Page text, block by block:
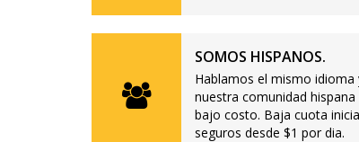
SOMOS HISPANOS.
Hablamos el mismo
nuestra comunidad
bajo costo. Baja cuota
seguros desde $1 por dia.